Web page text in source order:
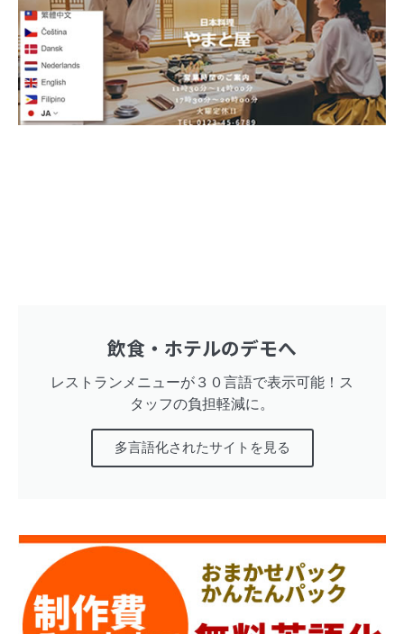
飲食・ホテルのデモへ
レストランメニューが３０言語で表示可能！ス
タッフの負担軽減に。
多言語化されたサイトを見る